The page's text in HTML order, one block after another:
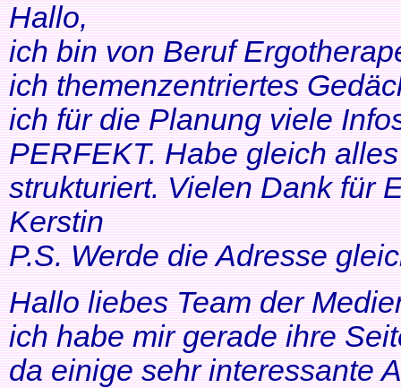
Hallo,
ich bin von Beruf
ich themenzentriertes
ich für die Planung viele
PERFEKT. Habe gleich
strukturiert. Vielen Dank für
Kerstin
P.S. Werde die Adresse
Hallo liebes Team der
ich habe mir gerade ihre
da einige sehr interessante